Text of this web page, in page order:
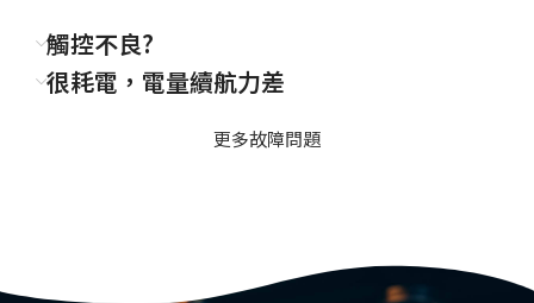
觸控不良?
很耗電，電量續航力差
更多故障問題